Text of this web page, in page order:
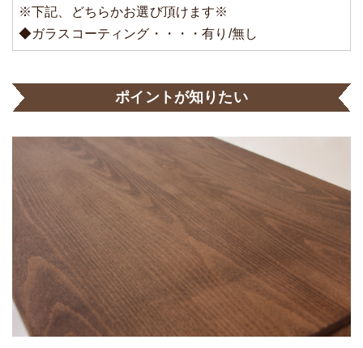
※下記、どちらかお選び頂けます※
◆ガラスコーティング・・・・有り/無し
ポイントが知りたい